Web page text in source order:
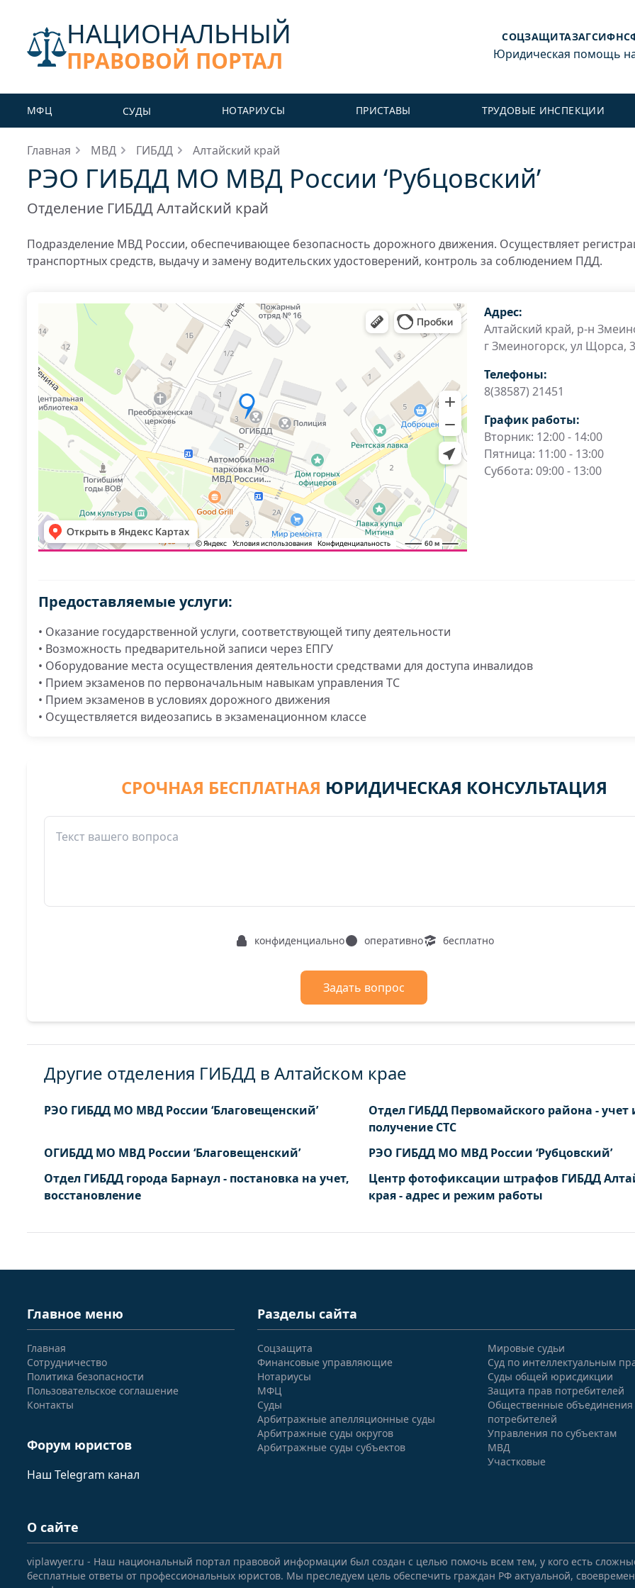
НАЦИОНАЛЬНЫЙ
ПРАВОВОЙ ПОРТАЛ
СОЦЗАЩИТАЗАГСИФНС
Юридическая помощь
МФЦ СУДЫ НОТАРИУСЫ ПРИСТАВЫ ТРУДОВЫЕ ИНСПЕКЦИИ
Главная МВД ГИБДД Алтайский край
РЭО ГИБДД МО МВД России ‘Рубцовский’
Отделение ГИБДД Алтайский край
Подразделение МВД России, обеспечивающее безопасность дорожного движения. Осуществляет
транспортных средств, выдачу и замену водительских удостоверений, контроль за соблюдением ПДД.
Адрес:
Алтайский край, р-н
г Змеиногорск, ул Щорса, 3
Телефоны:
8(38587) 21451
График работы:
Вторник: 12:00 - 14:00
Пятница: 11:00 - 13:00
Суббота: 09:00 - 13:00
Предоставляемые услуги:
• Оказание государственной услуги, соответствующей типу деятельности
• Возможность предварительной записи через ЕПГУ
• Оборудование места осуществления деятельности средствами для доступа инвалидов
• Прием экзаменов по первоначальным навыкам управления ТС
• Прием экзаменов в условиях дорожного движения
• Осуществляется видеозапись в экзаменационном классе
СРОЧНАЯ БЕСПЛАТНАЯ ЮРИДИЧЕСКАЯ КОНСУЛЬТАЦИЯ
конфиденциально оперативно бесплатно
Задать вопрос
Другие отделения ГИБДД в Алтайском крае
РЭО ГИБДД МО МВД России ‘Благовещенский’
Отдел ГИБДД Первомайского района - учет
получение СТС
ОГИБДД МО МВД России ‘Благовещенский’
РЭО ГИБДД МО МВД России ‘Рубцовский’
Отдел ГИБДД города Барнаул - постановка на учет,
восстановление
Центр фотофиксации штрафов ГИБДД
края - адрес и режим работы
Главное меню
Главная
Сотрудничество
Политика безопасности
Пользовательское соглашение
Контакты
Форум юристов
Наш Telegram канал
Разделы сайта
Соцзащита
Финансовые управляющие
Нотариусы
МФЦ
Суды
Арбитражные апелляционные суды
Арбитражные суды округов
Арбитражные суды субъектов
Мировые судьи
Суд по интеллектуальным
Суды общей юрисдикции
Защита прав потребителей
Общественные объединения
потребителей
Управления по субъектам
МВД
Участковые
О сайте
viplawyer.ru - Наш национальный портал правовой информации был создан с целью помочь всем тем, у кого есть
бесплатные ответы от профессиональных юристов. Мы преследуем цель обеспечить граждан РФ актуальной,